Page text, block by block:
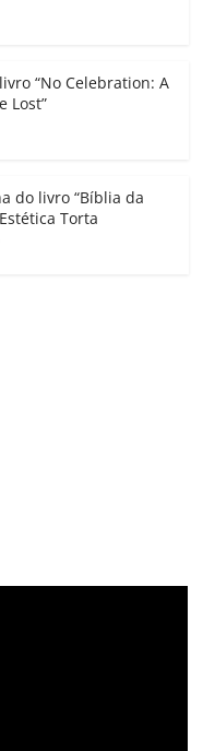
“No Celebration: A
Lost”
do livro “Bíblia da
Torta